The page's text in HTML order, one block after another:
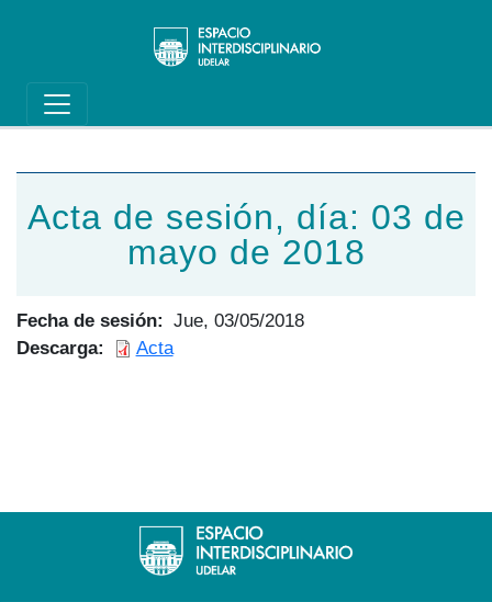
Main navigation
Acta de sesión, día: 03 de
mayo de 2018
Fecha de sesión
Jue, 03/05/2018
Descarga
Acta